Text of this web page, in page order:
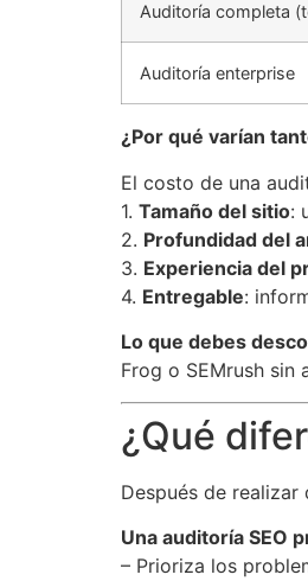
Auditoría completa
Auditoría enterprise
¿Por qué varían
El costo de una
1. Tamaño del sitio:
2. Profundidad del
3. Experiencia del
4. Entregable:
Lo que debes
Frog o SEMrush
¿Qué
Después de
Una auditoría SEO
– Prioriza los